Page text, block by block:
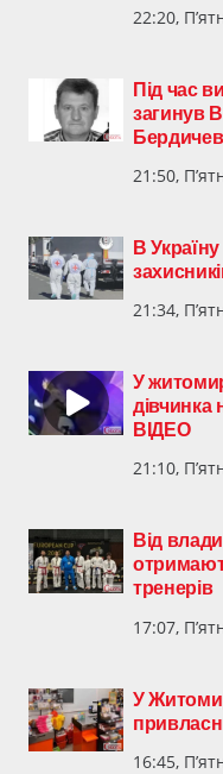
22:20,
Під час
загинув
21:50,
В
21:34,
У
ВІДЕО
21:10,
Від
тренерів
17:07,
У
16:45,